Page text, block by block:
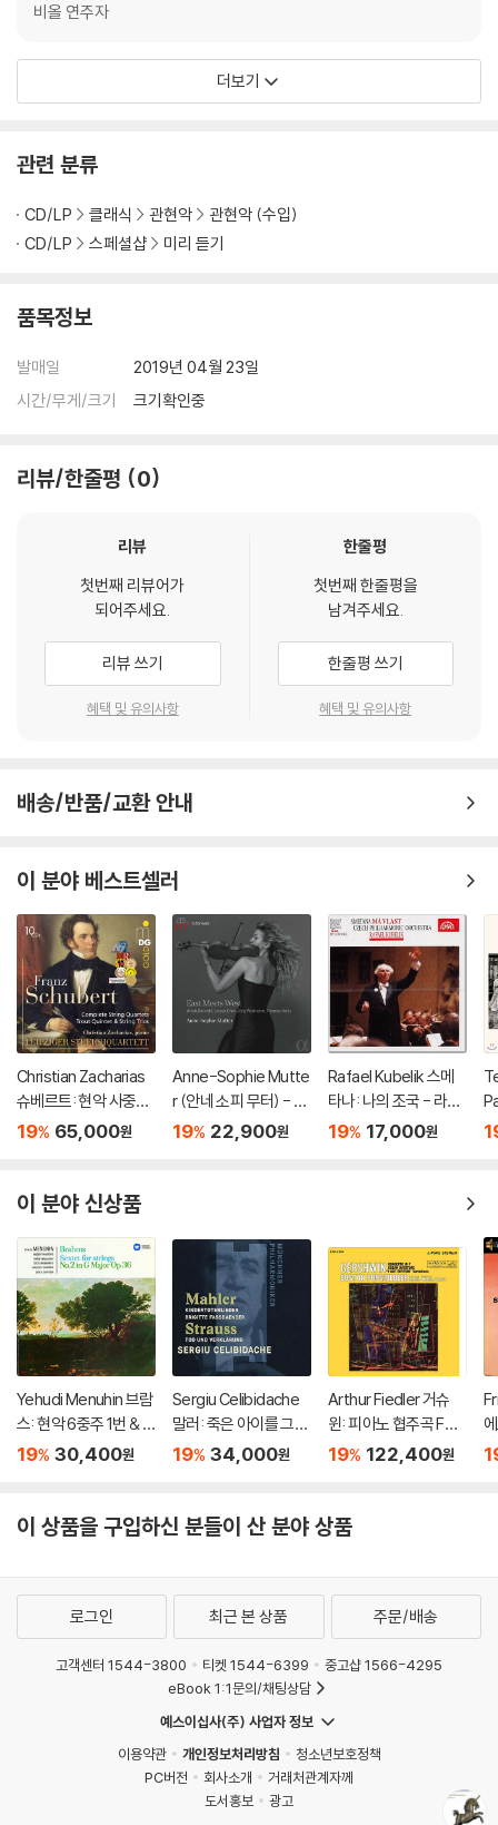
비올 연주자
더보기
관련 분류
CD/LP 클래식 관현악
관현악 (수입)
CD/LP
스페셜샵 미리 듣기
품목정보
발매일
2019년 04월 23일
시간/무게/크기
크기확인중
리뷰/한줄평 0
리뷰
첫번째 리뷰어가
되어주세요.
리뷰 쓰기
혜택 및 유의사항
한줄평
첫번째 한줄평을
남겨주세요.
한줄평 쓰기
혜택 및 유의사항
배송/반품/교환 안내
이 분야 베스트셀러
Christian Zacharias
슈베르트: 현악 사중주
전곡 외 (Schubert: C
& String Trios)
19% 65,000원
Anne-Sophie Mutte
r (안네 소피 무터) - Ea
st Meets West
19% 22,900원
Rafael Kubelik 스메
타나: 나의 조국 - 라파
엘 쿠벨릭 (Smetana:
19% 17,000원
이 분야 신상품
Yehudi Menuhin 브람
스: 현악 6중주 1번 & 2
번 (Brahms: String S
19% 30,400원
Sergiu Celibidache
말러: 죽은 아이를 그리
는 노래 / R. 슈트라우
r, R. Strauss: Death a
19% 34,000원
Arthur Fiedler 거슈
윈: 피아노 협주곡 F장
조 (Gershwin: Conc
[2LP]
19% 122,400원
이 상품을 구입하신 분들이 산 분야 상품
로그인 최근 본 상품 주문/배송
고객센터 1544-3800 티켓 1544-6399
중고샵 1566-4295
eBook 1:1문의/채팅상담
예스이십사(주) 사업자 정보
이용약관
개인정보처리방침
청소년보호정책
PC버전
회사소개
거래처관계자께
도서홍보
광고